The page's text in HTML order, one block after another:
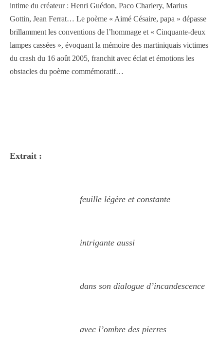
intime du créateur : Henri Guédon, Paco Charlery, Marius
Gottin, Jean Ferrat… Le poème « Aimé Césaire, papa » dépasse
brillamment les conventions de l’hommage et « Cinquante-deux
lampes cassées », évoquant la mémoire des martiniquais victimes
du crash du 16 août 2005, franchit avec éclat et émotions les
obstacles du poème commémoratif…
Extrait :
feuille légère et constante
intrigante aussi
dans son dialogue d’incandescence
avec l’ombre des pierres